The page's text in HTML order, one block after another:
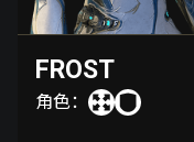
FROST
角色：